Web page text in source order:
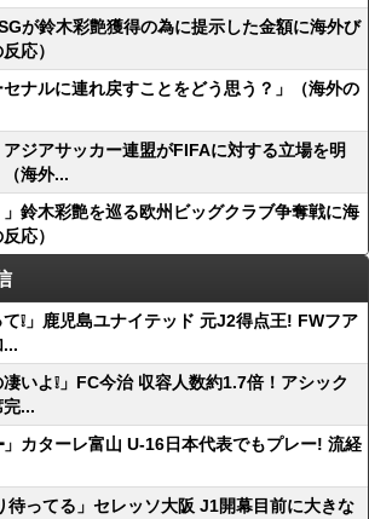
が鈴木彩艶獲得の為に提示した金額に海外び
応）
ナルに連れ戻すことをどう思う？」（海外の
ジアサッカー連盟がFIFAに対する立場を明
海外...
鈴木彩艶を巡る欧州ビッグクラブ争奪戦に海
応）
て❕」鹿児島ユナイテッド 元J2得点王! FWフア
いよ❕」FC今治 収容人数約1.7倍！アシック
...
」カターレ富山 U-16日本代表でもプレー! 流経
待ってる」セレッソ大阪 J1開幕目前に大きな